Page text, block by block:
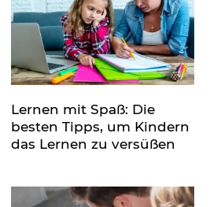
Lernen mit Spaß: Die
besten Tipps, um Kindern
das Lernen zu versüßen